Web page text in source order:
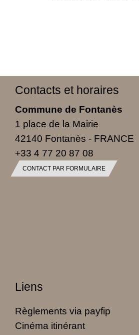
Contacts et horaires
Commune de Fontanès
1 place de la Mairie
42140 Fontanès - FRANCE
+33 4 77 20 87 08
CONTACT PAR FORMULAIRE
Liens
Règlements via payfip
Cinéma itinérant